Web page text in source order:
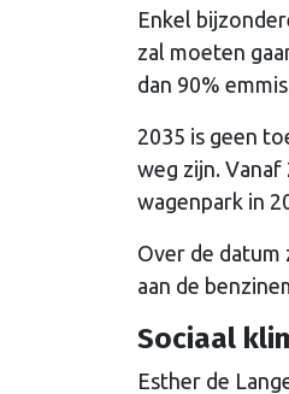
Enkel
zal moeten
dan 90%
2035 is geen
weg zijn.
wagenpark in
Over de datum
aan de
Sociaal
Esther de